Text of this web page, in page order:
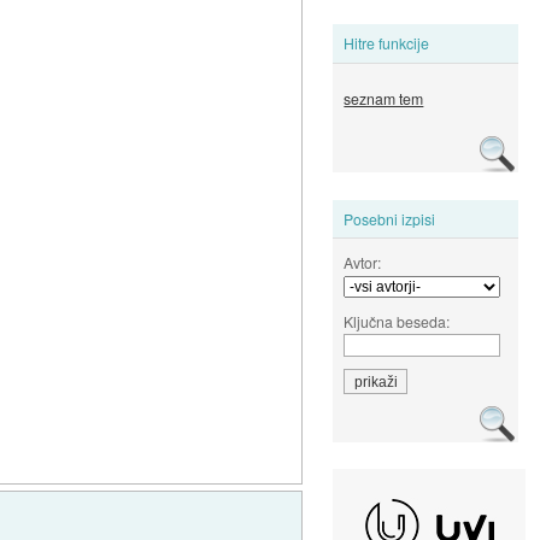
Hitre funkcije
seznam tem
Posebni izpisi
Avtor:
Ključna beseda: